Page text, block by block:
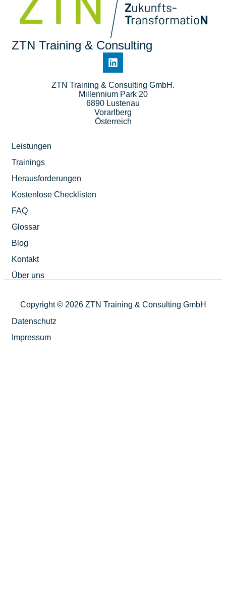
ZTN Training & Consulting
ZTN Training & Consulting GmbH.
Millennium Park 20
6890 Lustenau
Vorarlberg
Österreich
Leistungen
Trainings
Herausforderungen
Kostenlose Checklisten
FAQ
Glossar
Blog
Kontakt
Über uns
Copyright © 2026 ZTN Training & Consulting GmbH
Datenschutz
Impressum